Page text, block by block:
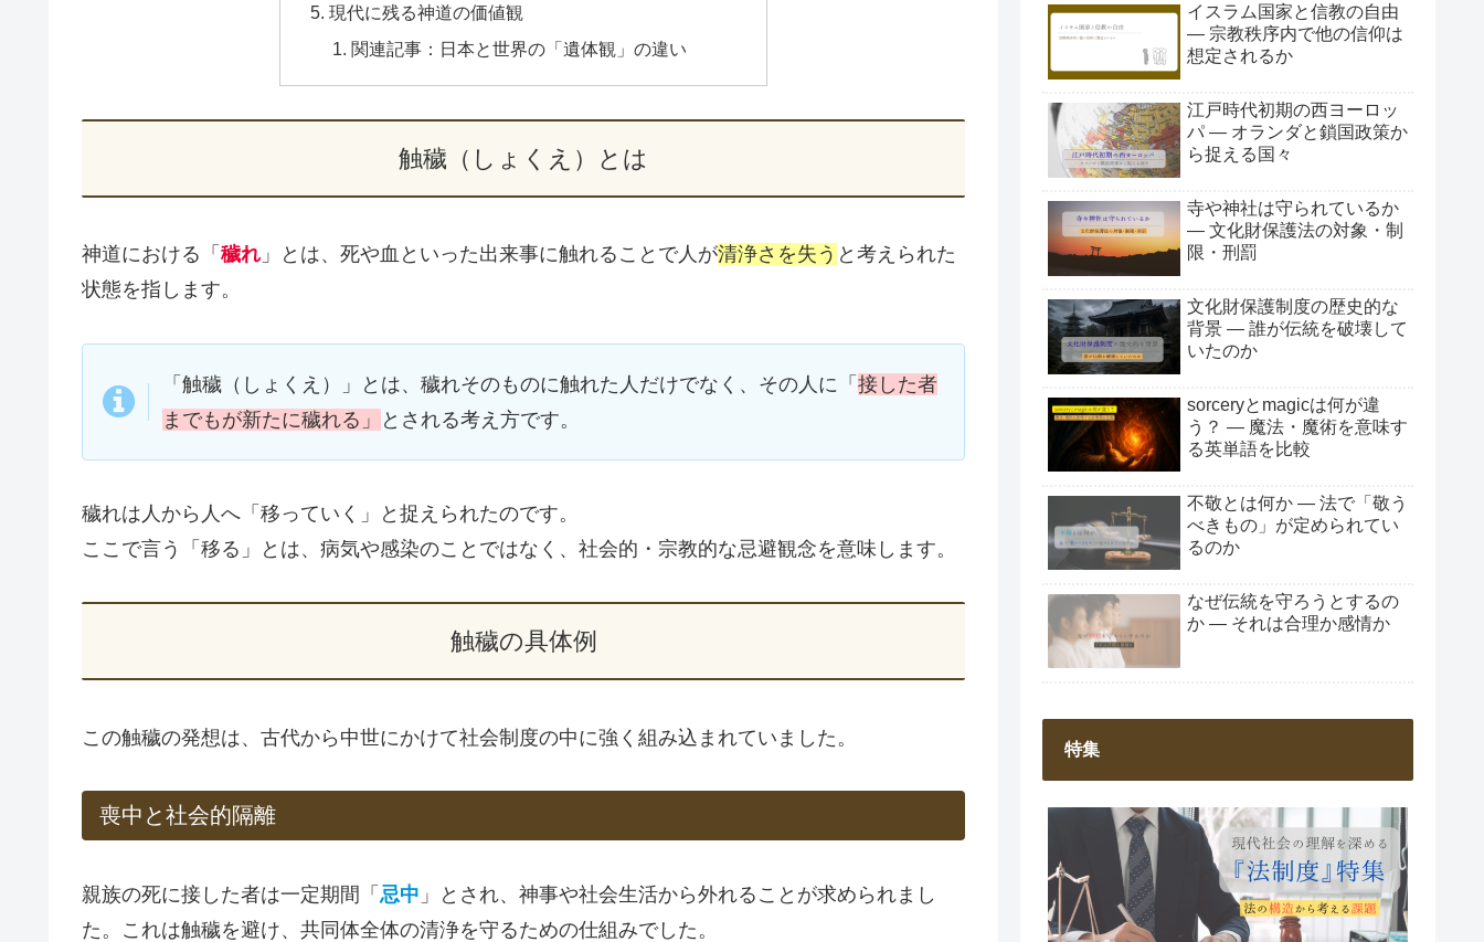
現代に残る神道の価値観
関連記事：日本と世界の「遺体観」の違い
触穢（しょくえ）とは
神道における「 穢れ」とは、死や血といった出来事に触れることで人が清浄さを失う と考えられた
状態を指します。
「触穢（しょくえ）」とは、穢れそのものに触れた人だけでなく、その人に「 接した者
までもが新たに穢れる」
とされる考え方です。
穢れは人から人へ「移っていく」と捉えられたのです。
ここで言う「移る」とは、病気や感染のことではなく、社会的・宗教的な忌避観念を意味します。
触穢の具体例
この触穢の発想は、古代から中世にかけて社会制度の中に強く組み込まれていました。
喪中と社会的隔離
親族の死に接した者は一定期間「 忌中 」とされ、神事や社会生活から外れることが求められまし
た。これは触穢を避け、共同体全体の清浄を守るための仕組みでした。
イスラム国家と信教の自由
― 宗教秩序内で他の信仰は
想定されるか
江戸時代初期の西ヨーロッ
パ ― オランダと鎖国政策か
ら捉える国々
寺や神社は守られているか
― 文化財保護法の対象・制
限・刑罰
文化財保護制度の歴史的な
背景 ― 誰が伝統を破壊して
いたのか
sorceryとmagicは何が違
う？ ― 魔法・魔術を意味す
る英単語を比較
不敬とは何か ― 法で「敬う
べきもの」が定められてい
るのか
なぜ伝統を守ろうとするの
か ― それは合理か感情か
特集